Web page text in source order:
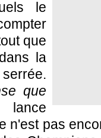
le
que
dans la
que
lance
n'est pas